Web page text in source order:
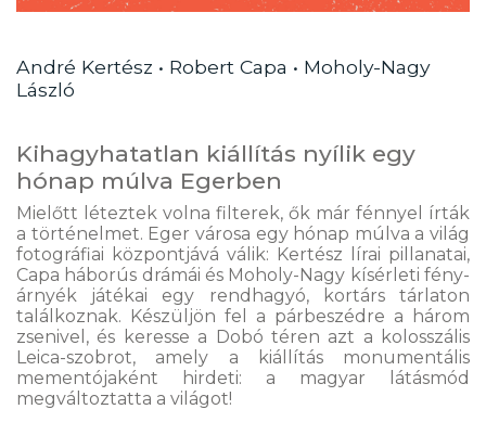
André Kertész • Robert Capa • Moholy-Nagy
László
Kihagyhatatlan kiállítás nyílik egy
hónap múlva Egerben
Mielőtt léteztek volna filterek, ők már fénnyel írták
a történelmet. Eger városa egy hónap múlva a világ
fotográfiai központjává válik: Kertész lírai pillanatai,
Capa háborús drámái és Moholy-Nagy kísérleti fény-
árnyék játékai egy rendhagyó, kortárs tárlaton
találkoznak. Készüljön fel a párbeszédre a három
zsenivel, és keresse a Dobó téren azt a kolosszális
Leica-szobrot, amely a kiállítás monumentális
mementójaként hirdeti: a magyar látásmód
megváltoztatta a világot!